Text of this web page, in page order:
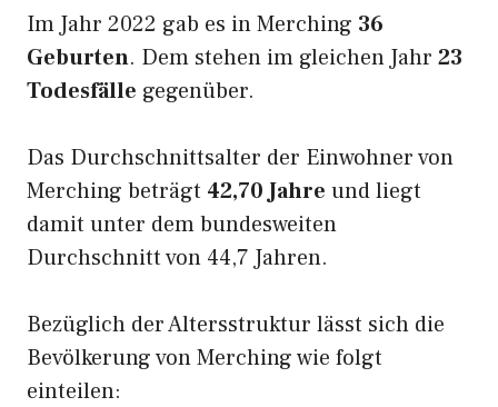
Im Jahr 2022 gab es in Merching 36
Geburten. Dem stehen im gleichen Jahr 23
Todesfälle gegenüber.
Das Durchschnittsalter der Einwohner von
Merching beträgt 42,70 Jahre und liegt
damit unter dem bundesweiten
Durchschnitt von 44,7 Jahren.
Bezüglich der Altersstruktur lässt sich die
Bevölkerung von Merching wie folgt
einteilen: